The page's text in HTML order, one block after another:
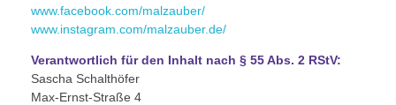
Live Online Erwachsene
www.facebook.com/malzauber/
www.instagram.com/malzauber.de/
Verantwortlich für den Inhalt nach § 55 Abs. 2 RStV:
Sascha Schalthöfer
Max-Ernst-Straße 4